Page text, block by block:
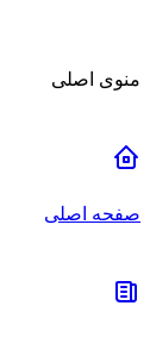
منوی اصلی
صفحه اصلی